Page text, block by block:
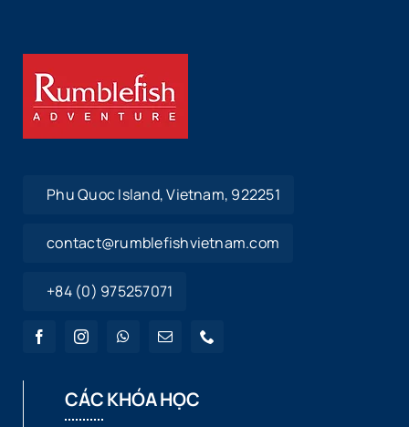
Phu Quoc Island, Vietnam, 922251
contact@rumblefishvietnam.com
+84 (0) 975257071
CÁC KHÓA HỌC